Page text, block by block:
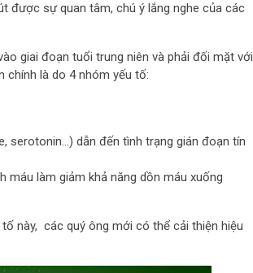
được sự quan tâm, chú ý lắng nghe của các
giai đoạn tuổi trung niên và phải đối mặt với
chính là do 4 nhóm yếu tố:
serotonin…) dẫn đến tình trạng gián đoạn tín
làm giảm khả năng dồn máu xuống
này, các quý ông mới có thể cải thiện hiệu